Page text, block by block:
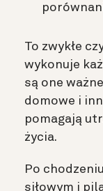
To zwykłe
wykonuje
są one
domowe i
pomagają
życia.
Po
siłowym i